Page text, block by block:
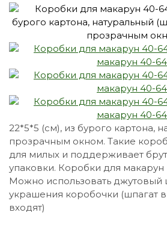
22*5*5 (см), из бурого картона,
прозрачным окном. Такие
для милых и поддерживает
упаковки. Коробки для макарун
Можно использовать джутовый
украшения коробочки (шпагат
входят)